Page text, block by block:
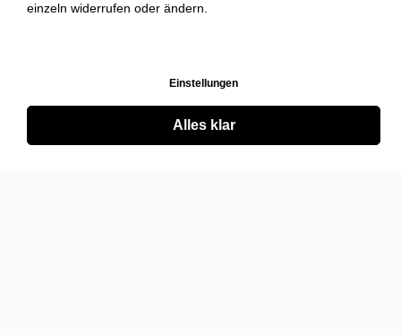
einzeln widerrufen oder ändern.
Einstellungen
Alles klar